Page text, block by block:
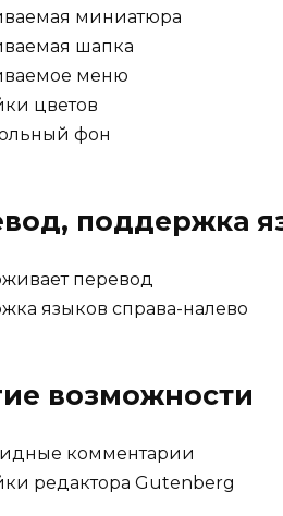
миниатюра
шапка
меню
цветов
фон
поддержка
перевод
языков справа-налево
возможности
комментарии
редактора Gutenberg